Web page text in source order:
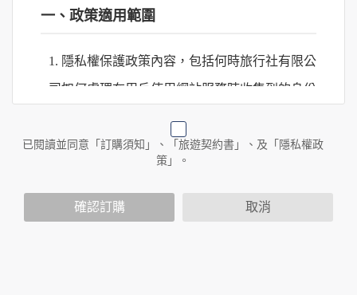
一、政策適用範圍
1. 隱私權保護政策內容，包括何時旅行社有限公
司如何處理在用戶使用網站服務時收集到的身份
份識別資料。
以外的公司 or 網站群，與非何時旅行社有限公
已閱讀並同意「訂購須知」、「旅遊契約書」、及「隱私權政
策」。
確認訂購 取消